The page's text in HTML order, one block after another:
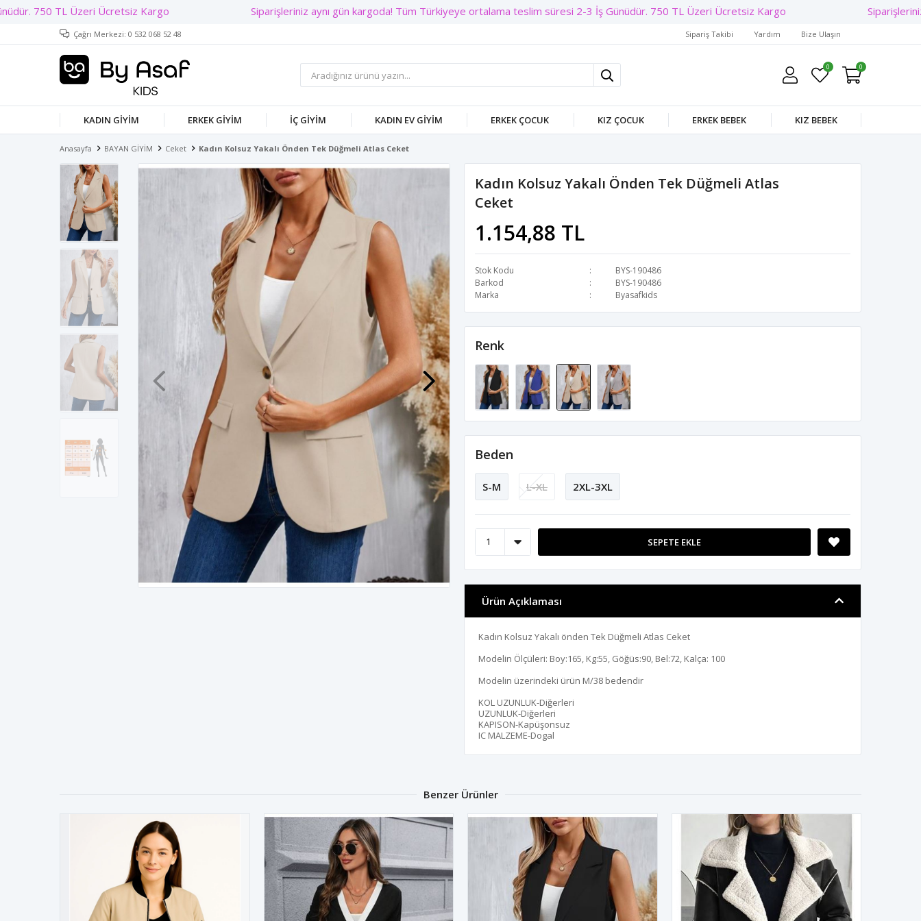
Siparişleriniz aynı gün kargoda! Tüm Türkiyeye ortalama teslim süresi 2-3 İş Günüdür. 750 TL Üzeri Ücretsiz Kargo
Çağrı Merkezi: 0 532 068 52 48 Sipariş Takibi Yardım Bize Ulaşın
0 0
KADIN GIYIM ERKEK GIYIM İÇ GIYIM KADIN EV GIYIM ERKEK ÇOCUK KIZ ÇOCUK ERKEK BEBEK KIZ BEBEK
Anasayfa BAYAN GİYİM Ceket Kadın Kolsuz Yakalı Önden Tek Düğmeli Atlas Ceket
Kadın Kolsuz Yakalı Önden Tek Düğmeli Atlas
Ceket
1.154,88 TL
Stok Kodu
BYS-190486
Barkod
BYS-190486
Marka
Byasafkids
Renk
Beden
S-M L-XL 2XL-3XL
SEPETE EKLE
Ürün Açıklaması
Kadın Kolsuz Yakalı önden Tek Düğmeli Atlas Ceket
Modelin Ölçüleri: Boy:165, Kg:55, Göğüs:90, Bel:72, Kalça: 100
Modelin üzerindeki ürün M/38 bedendir
KOL UZUNLUK-Diğerleri
UZUNLUK-Diğerleri
KAPISON-Kapüşonsuz
IC MALZEME-Dogal
Benzer Ürünler